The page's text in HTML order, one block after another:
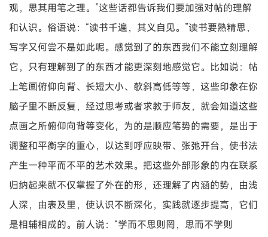
观，思其用笔之理。”这些话都告诉我们要加强对帖的理解
和认识。俗语说：“读书千遍，其义自见。”读书要熟精思，
写字又何尝不是如此呢。感觉到了的东西我们不能立刻理解
它，只有理解到了的东西才能更深刻地感觉它。比如说：帖
上笔画俯仰向背、长短大小、欹斜高低等等，这些印象在你
脑子里不断反复，经过思考或者求教于师友，就会知道这些
点画之所俯仰向背等变化，为的是顺应笔势的需要，是出于
调整和平衡字的重心，以达到呼应映带、张弛开台，使书法
产生一种平而不平的艺术效果。把这些外部形象的内在联系
归纳起来就不仅掌握了外在的形，还理解了内涵的势，由浅
人深，由表及里，使认识不断深化，实践就逐步提高，它们
是相辅相成的。前人说：“学而不思则罔，思而不学则